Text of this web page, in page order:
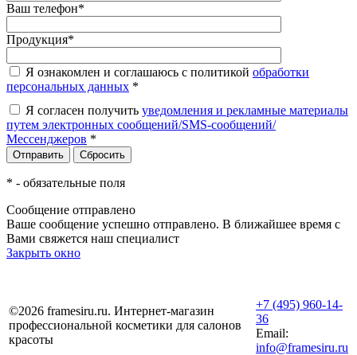
Ваш телефон*
Продукция*
Я ознакомлен и соглашаюсь с политикой обработки
персональных данных *
Я согласен получить уведомления и рекламные материалы
путем электронных сообщений/SMS-сообщений/
Мессенджеров *
* - обязательные поля
Сообщение отправлено
Ваше сообщение успешно отправлено. В ближайшее время с
Вами свяжется наш специалист
Закрыть окно
©2026 framesiru.ru. Интернет-магазин
профессиональной косметики для салонов
красоты
+7 (495) 960-14-
36
Email:
info@framesiru.ru